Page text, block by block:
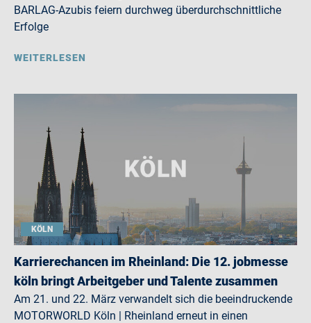
BARLAG-Azubis feiern durchweg überdurchschnittliche
Erfolge
WEITERLESEN
KÖLN
Karrierechancen im Rheinland: Die 12. jobmesse
köln bringt Arbeitgeber und Talente zusammen
Am 21. und 22. März verwandelt sich die beeindruckende
MOTORWORLD Köln | Rheinland erneut in einen